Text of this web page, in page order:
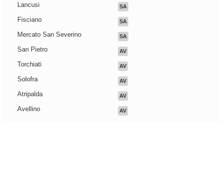
Lancusi SA
Fisciano SA
Mercato San Severino SA
San Pietro AV
Torchiati AV
Solofra AV
Atripalda AV
Avellino AV